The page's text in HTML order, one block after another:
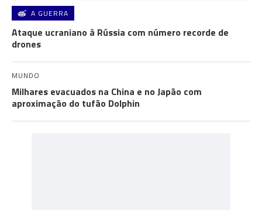
A GUERRA
Ataque ucraniano à Rússia com número recorde de
drones
MUNDO
Milhares evacuados na China e no Japão com
aproximação do tufão Dolphin